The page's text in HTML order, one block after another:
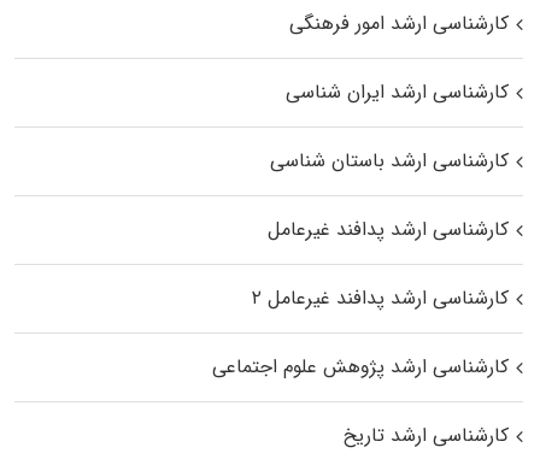
کارشناسی ارشد امور فرهنگی
کارشناسی ارشد ایران شناسی
کارشناسی ارشد باستان شناسی
کارشناسی ارشد پدافند غیرعامل
کارشناسی ارشد پدافند غیرعامل ۲
کارشناسی ارشد پژوهش علوم اجتماعی
کارشناسی ارشد تاریخ